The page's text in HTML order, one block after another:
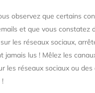
observez que certains
et que vous constatez
les réseaux sociaux,
jamais lus ! Mêlez les
les réseaux sociaux ou des
!